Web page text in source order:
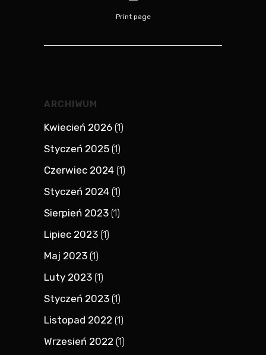
Print page
ARCHIWUM
Kwiecień 2026 (1)
Styczeń 2025 (1)
Czerwiec 2024 (1)
Styczeń 2024 (1)
Sierpień 2023 (1)
Lipiec 2023 (1)
Maj 2023 (1)
Luty 2023 (1)
Styczeń 2023 (1)
Listopad 2022 (1)
Wrzesień 2022 (1)